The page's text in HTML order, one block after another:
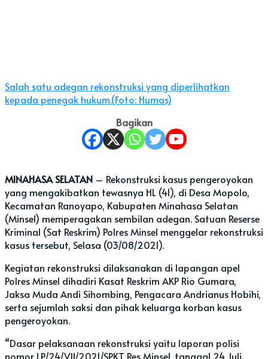
Salah satu adegan rekonstruksi yang diperlihatkan
kepada penegak hukum.(Foto: Humas)
Bagikan
MINAHASA SELATAN – Rekonstruksi kasus pengeroyokan
yang mengakibatkan tewasnya HL (41), di Desa Mopolo,
Kecamatan Ranoyapo, Kabupaten Minahasa Selatan
(Minsel) memperagakan sembilan adegan. Satuan Reserse
Kriminal (Sat Reskrim) Polres Minsel menggelar rekonstruksi
kasus tersebut, Selasa (03/08/2021).
Kegiatan rekonstruksi dilaksanakan di lapangan apel
Polres Minsel dihadiri Kasat Reskrim AKP Rio Gumara,
Jaksa Muda Andi Sihombing, Pengacara Andrianus Hobihi,
serta sejumlah saksi dan pihak keluarga korban kasus
pengeroyokan.
“Dasar pelaksanaan rekonstruksi yaitu laporan polisi
nomor LP/24/VII/2021/SPKT Res Minsel, tanggal 24 Juli